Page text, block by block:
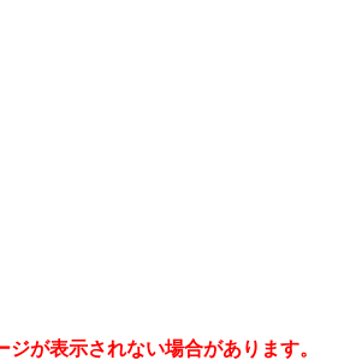
が表示されない場合があります。